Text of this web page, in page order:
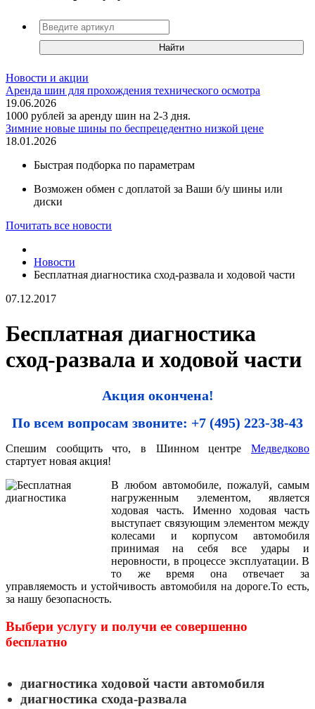
Новости и акции
Аренда шин для прохождения технического осмотра
19.06.2026
1000 рублей за аренду шин на 2-3 дня.
Зимние новые шины по беспрецедентно низкой цене
18.01.2026
Быстрая подборка по параметрам
Возможен обмен с доплатой за Ваши б/у шины или
диски
Почитать все новости
Новости
Бесплатная диагностика сход-развала и ходовой части
07.12.2017
Бесплатная диагностика
сход-развала и ходовой части
Акция окончена!
По всем вопросам звоните: +7 (495) 223-38-43
Спешим сообщить что, в Шинном центре Медведково
стартует новая акция!
В любом автомобиле, пожалуй, самым
нагруженным элементом, является
ходовая часть. Именно ходовая часть
выступает связующим элементом между
колесами и корпусом автомобиля
принимая на себя все удары и
неровности, в процессе эксплуатации. В
то же время она отвечает за
управляемость и устойчивость автомобиля на дороге.То есть,
за нашу безопасность.
Выбери услугу и получи ее совершенно
бесплатно
диагностика ходовой части автомобиля
диагностика схода-развала